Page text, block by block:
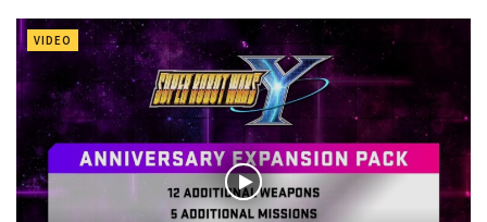
VIDEO